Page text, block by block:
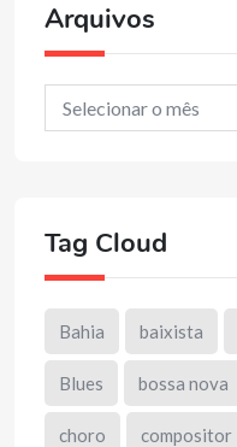
Arquivos
Arquivos
Tag Cloud
Bahia baixista
Blues bossa nova
choro compositor